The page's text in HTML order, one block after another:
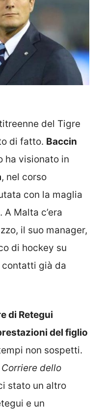
del Tigre
di fatto. Baccin
ha visionato in
, nel corso
con la maglia
Malta c’era
il suo manager,
di hockey su
contatti già da
di Retegui
del figlio
non sospetti.
Corriere dello
stato un altro
e un